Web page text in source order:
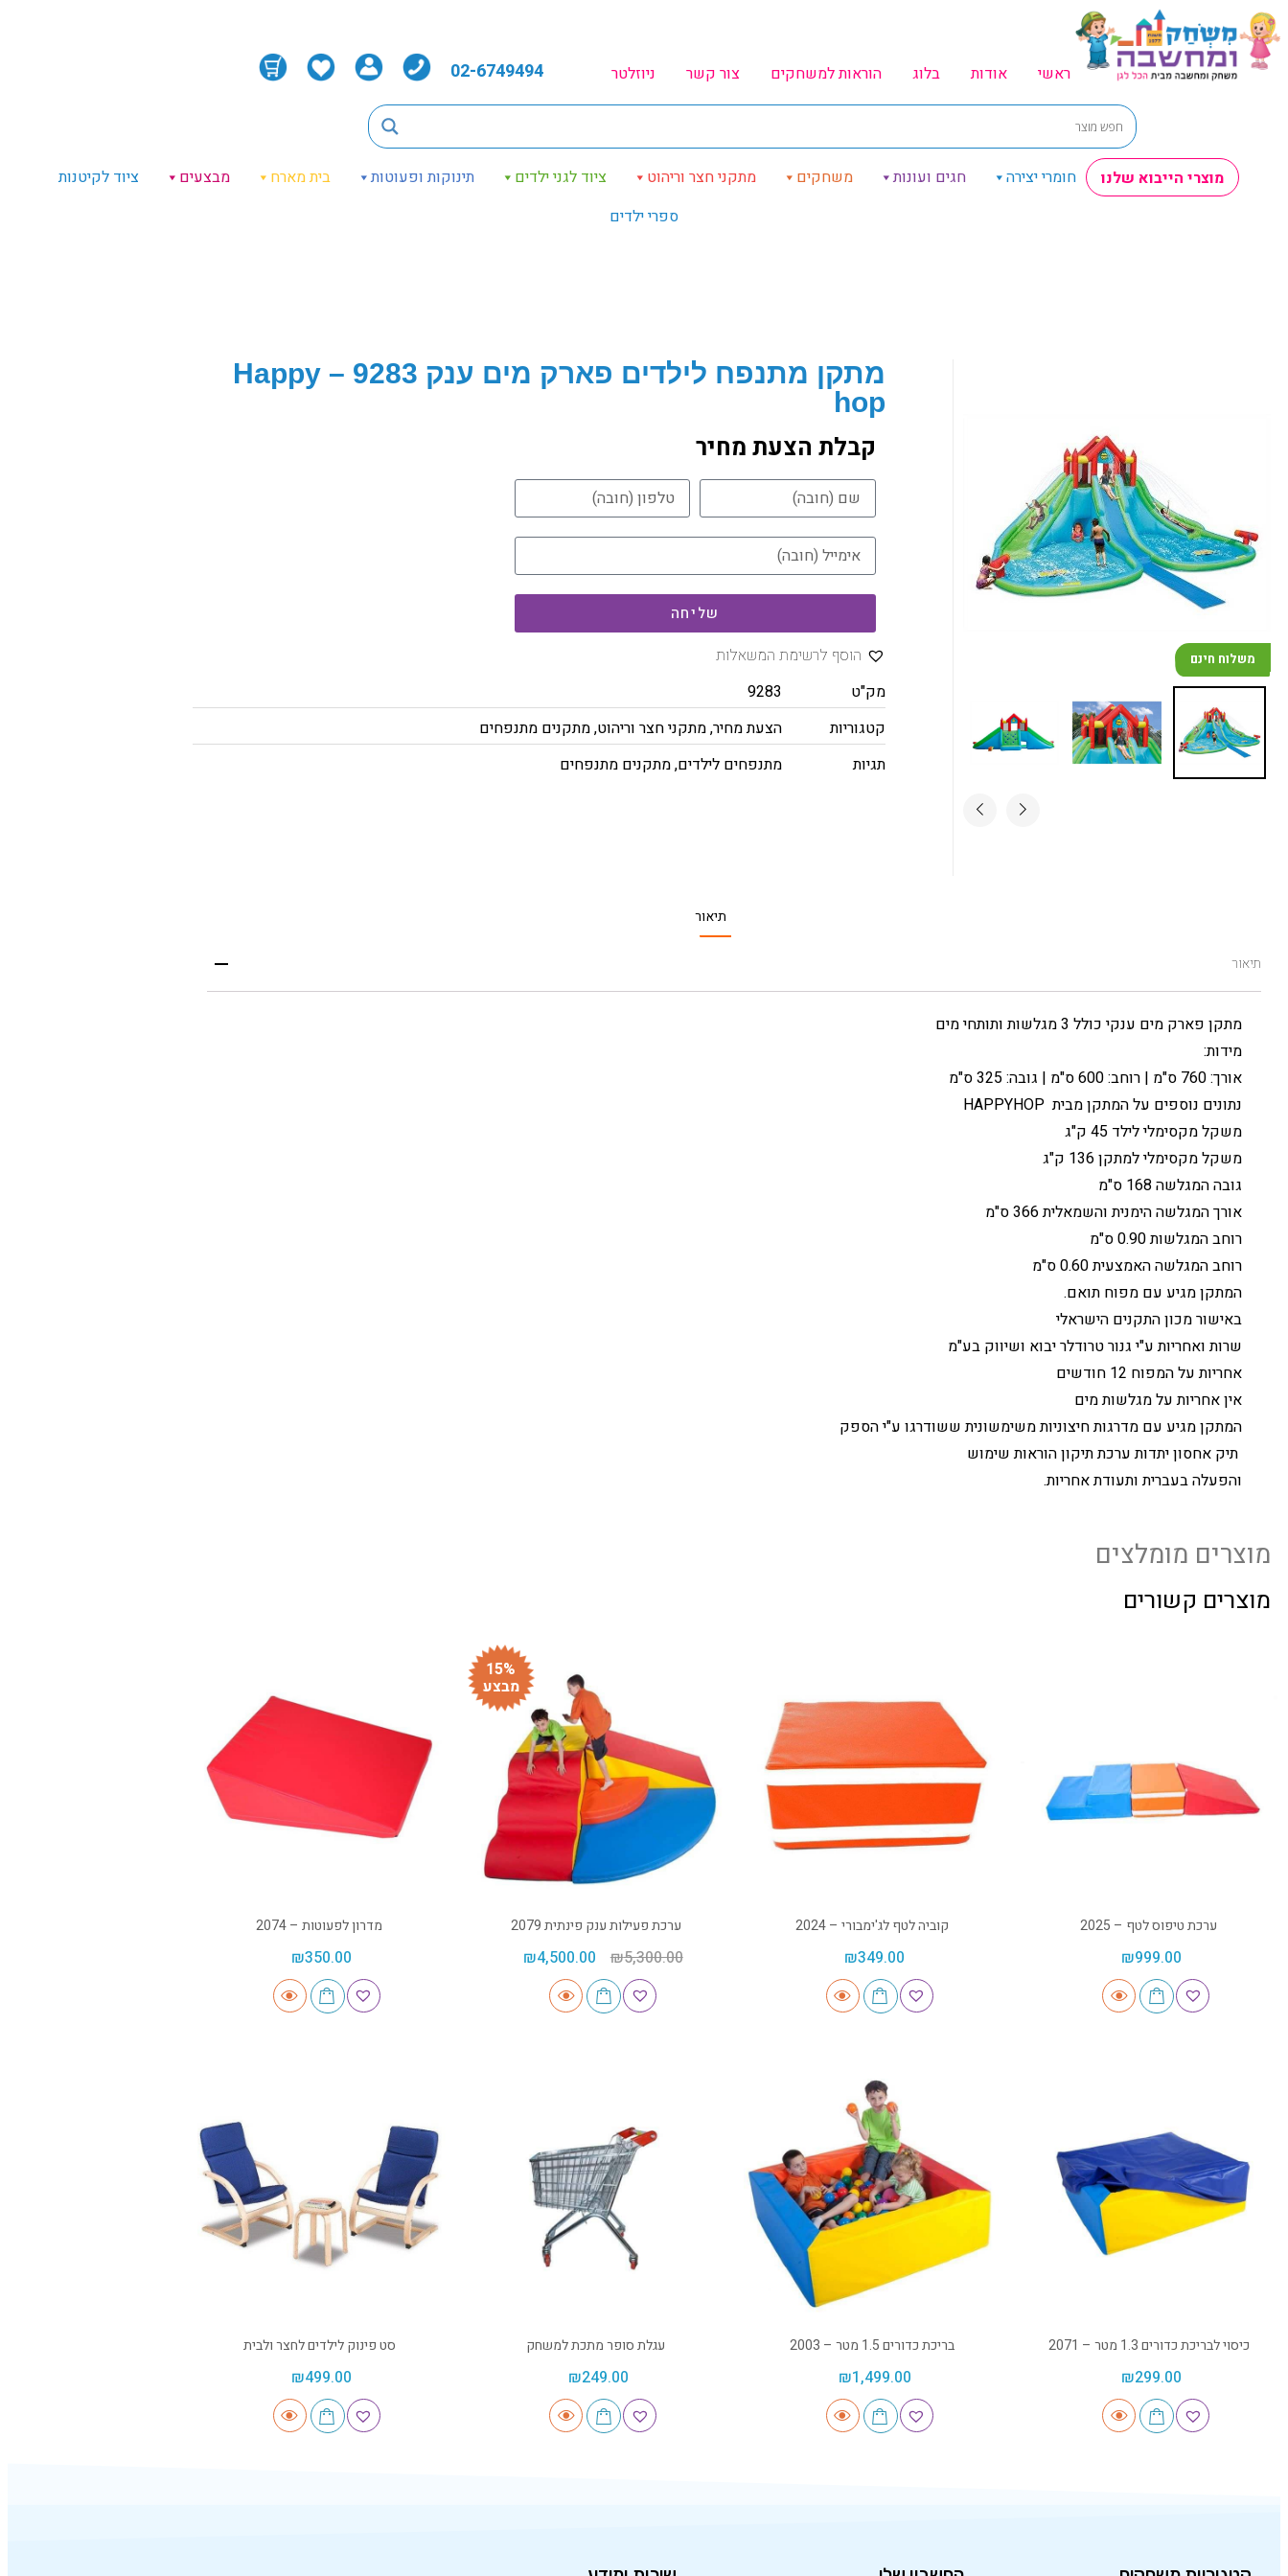
ראשי אודות בלוג הוראות למשחקים צור קשר ניוזלטר 02-6749494
מוצרי הייבוא שלנו חומרי יצירה חגים ועונות משחקים מתקני חצר וריהוט ציוד לגני ילדים תינוקות ופעוטות בית מארח מבצעים
ציוד לקיטנות
ספרי ילדים
משלוח חינם
מתקן מתנפח לילדים פארק מים ענק 9283 – Happy
hop
קבלת הצעת מחיר
שליחה
הוסף לרשימת המשאלות
מק"ט
9283
קטגוריות
הצעת מחיר,מתקני חצר וריהוט,מתקנים מתנפחים
תגיות
מתנפחים לילדים,מתקנים מתנפחים
תיאור
תיאור
מתקן פארק מים ענקי כולל 3 מגלשות ותותחי מים
מידות:
אורך: 760 ס"מ | רוחב: 600 ס"מ | גובה: 325 ס"מ
נתונים נוספים על המתקן מבית HAPPYHOP
משקל מקסימלי לילד 45 ק"ג
משקל מקסימלי למתקן 136 ק"ג
גובה המגלשה 168 ס"מ
אורך המגלשה הימנית והשמאלית 366 ס"מ
רוחב המגלשות 0.90 ס"מ
רוחב המגלשה האמצעית 0.60 ס"מ
המתקן מגיע עם מפוח תואם.
באישור מכון התקנים הישראלי
שרות ואחריות ע"י גנור טרודלר יבוא ושיווק בע"מ
אחריות על המפוח 12 חודשים
אין אחריות על מגלשות מים
המתקן מגיע עם מדרגות חיצוניות משימשונית ששודרגו ע"י הספק
תיק אחסון יתדות ערכת תיקון הוראות שימוש
והפעלה בעברית ותעודת אחריות.
מוצרים מומלצים
מוצרים קשורים
ערכת טיפוס לטף – 2025
₪999.00
קוביה לטף לג'ימבורי – 2024
₪349.00
15%
מבצע
ערכת פעילות ענק פינתית 2079
₪5,300.00
₪4,500.00
מדרון לפעוטות – 2074
₪350.00
כיסוי לבריכת כדורים 1.3 מטר – 2071
₪299.00
בריכת כדורים 1.5 מטר – 2003
₪1,499.00
עגלת סופר מתכת למשחק
₪249.00
סט פינוק לילדים לחצר ולבית
₪499.00